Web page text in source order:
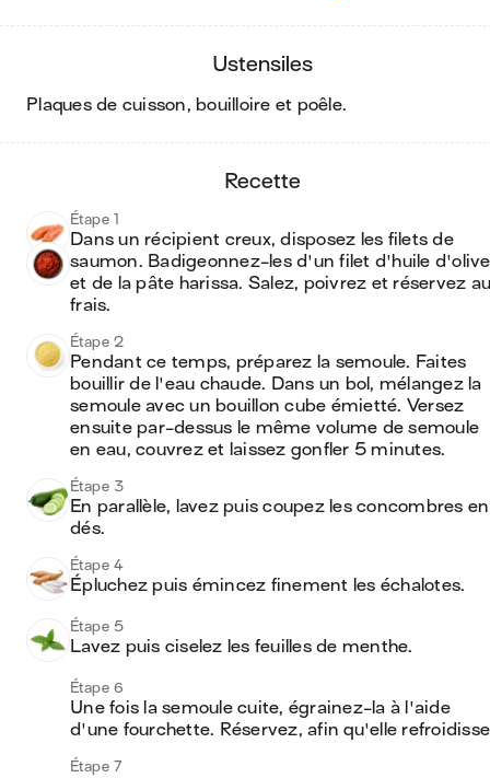
ustensiles
plaques de cuisson, bouilloire et poêle.
recette
Étape 1
Dans un récipient creux, disposez les filets de
saumon. Badigeonnez-les d'un filet d'huile d'olive
et de la pâte harissa. Salez, poivrez et réservez au
frais.
Étape 2
Pendant ce temps, préparez la semoule. Faites
bouillir de l'eau chaude. Dans un bol, mélangez la
semoule avec un bouillon cube émietté. Versez
ensuite par-dessus le même volume de semoule
en eau, couvrez et laissez gonfler 5 minutes.
Étape 3
En parallèle, lavez puis coupez les concombres en
dés.
Étape 4
Épluchez puis émincez finement les échalotes.
Étape 5
Lavez puis ciselez les feuilles de menthe.
Étape 6
Une fois la semoule cuite, égrainez-la à l'aide
d'une fourchette. Réservez, afin qu'elle
Étape 7